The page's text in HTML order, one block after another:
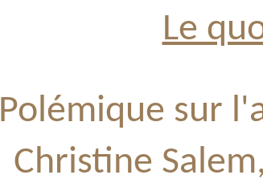
Le
Polémique sur
Christine